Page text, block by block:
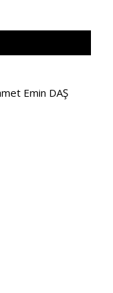
Emin DAŞ